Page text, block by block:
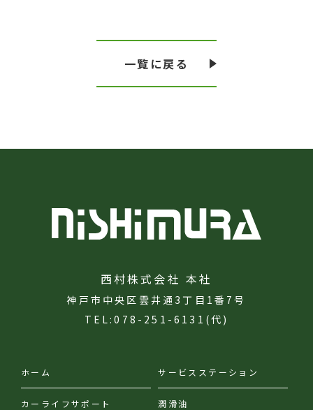
一覧に戻る
西村株式会社 本社
神戸市中央区雲井通3丁目1番7号
TEL:078-251-6131(代)
ホーム サービスステーション
カーライフサポート 潤滑油